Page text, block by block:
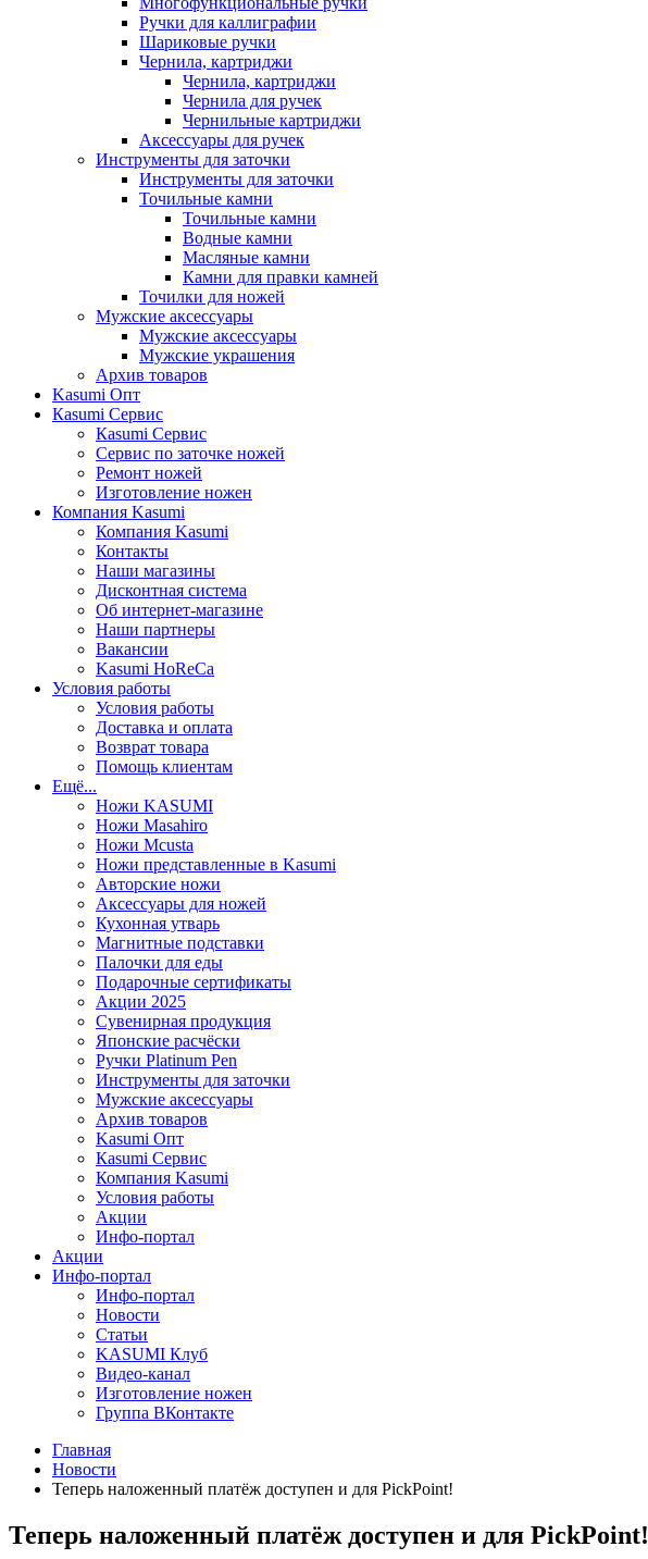
Ручки для каллиграфии
Шариковые ручки
Чернила, картриджи
Чернила, картриджи
Чернила для ручек
Чернильные картриджи
Аксессуары для ручек
Инструменты для заточки
Инструменты для заточки
Точильные камни
Точильные камни
Водные камни
Масляные камни
Камни для правки камней
Точилки для ножей
Мужские аксессуары
Мужские аксессуары
Мужские украшения
Архив товаров
Kasumi Опт
Кasumi Сервис
Кasumi Сервис
Сервис по заточке ножей
Ремонт ножей
Изготовление ножен
Компания Kasumi
Компания Kasumi
Контакты
Наши магазины
Дисконтная система
Об интернет-магазине
Наши партнеры
Вакансии
Kasumi HoReCa
Условия работы
Условия работы
Доставка и оплата
Возврат товара
Помощь клиентам
Ещё...
Ножи KASUMI
Ножи Masahiro
Ножи Mcusta
Ножи представленные в Kasumi
Авторские ножи
Аксессуары для ножей
Кухонная утварь
Магнитные подставки
Палочки для еды
Подарочные сертификаты
Акции 2025
Сувенирная продукция
Японские расчёски
Ручки Platinum Pen
Инструменты для заточки
Мужские аксессуары
Архив товаров
Kasumi Опт
Кasumi Сервис
Компания Kasumi
Условия работы
Акции
Инфо-портал
Акции
Инфо-портал
Инфо-портал
Новости
Статьи
KASUMI Клуб
Видео-канал
Изготовление ножен
Группа ВКонтакте
Главная
Новости
Теперь наложенный платёж доступен и для PickPoint!
Теперь наложенный платёж доступен и для PickPoint!